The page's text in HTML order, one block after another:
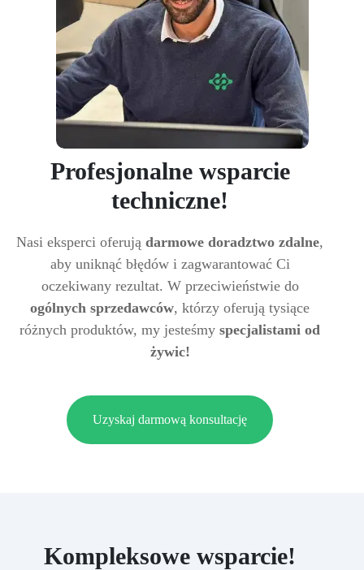
Profesjonalne wsparcie
techniczne!
Nasi eksperci oferują darmowe doradztwo zdalne,
aby uniknąć błędów i zagwarantować Ci
oczekiwany rezultat. W przeciwieństwie do
ogólnych sprzedawców, którzy oferują tysiące
różnych produktów, my jesteśmy specjalistami od
żywic!
Uzyskaj darmową konsultację
Kompleksowe wsparcie!